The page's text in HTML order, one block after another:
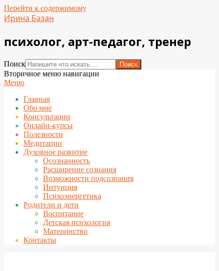
Перейти к содержимому
Ирина Базан
психолог, арт-педагог, тренер
Поиск
Вторичное меню навигации
Меню
Главная
Обо мне
Консультации
Онлайн-курсы
Полезности
Медитации
Духовное развитие
Осознанность
Расширение сознания
Возможности подсознания
Интуиция
Психоэнергетика
Родители и дети
Воспитание
Детская психология
Материнство
Контакты